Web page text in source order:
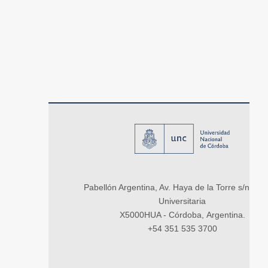
Pabellón Argentina, Av. Haya de la Torre s/n,
Universitaria
X5000HUA - Córdoba, Argentina.
+54 351 535 3700